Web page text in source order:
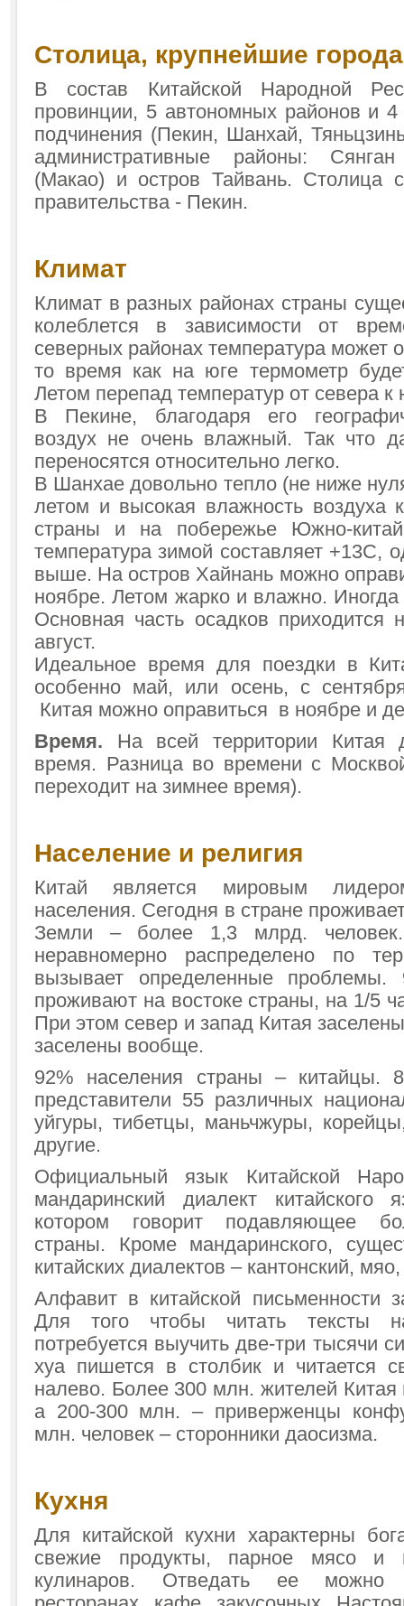
Столица, крупнейшие города
В состав Китайской Народной
провинции, 5 автономных районов и 4
подчинения (Пекин, Шанхай,
административные районы:
(Макао) и остров Тайвань. Столица
правительства - Пекин.
Климат
Климат в разных районах страны
колеблется в зависимости от
северных районах температура может
то время как на юге термометр
Летом перепад температур от севера к
В Пекине, благодаря его
воздух не очень влажный. Так что
переносятся относительно легко.
В Шанхае довольно тепло (не ниже
летом и высокая влажность
страны и на побережье Южно-
температура зимой составляет +13С,
выше. На остров Хайнань можно
ноябре. Летом жарко и влажно.
Основная часть осадков
август.
Идеальное время для поездки в
особенно май, или осень, с
Китая можно оправиться в ноябре и
Время. На всей территории Китая
время. Разница во времени с
переходит на зимнее время).
Население и религия
Китай является мировым
населения. Сегодня в стране
Земли – более 1,3 млрд.
неравномерно распределено по
вызывает определенные проблемы.
проживают на востоке страны, на 1/5
При этом север и запад Китая
заселены вообще.
92% населения страны – китайцы.
представители 55 различных
уйгуры, тибетцы, маньчжуры,
другие.
Официальный язык Китайской
мандаринский диалект китайского
котором говорит подавляющее
страны. Кроме мандаринского,
китайских диалектов – кантонский,
Алфавит в китайской письменности
Для того чтобы читать тексты
потребуется выучить две-три тысячи
хуа пишется в столбик и читается
налево. Более 300 млн. жителей
а 200-300 млн. – приверженцы
млн. человек – сторонники даосизма.
Кухня
Для китайской кухни характерны
свежие продукты, парное мясо и
кулинаров. Отведать ее можно